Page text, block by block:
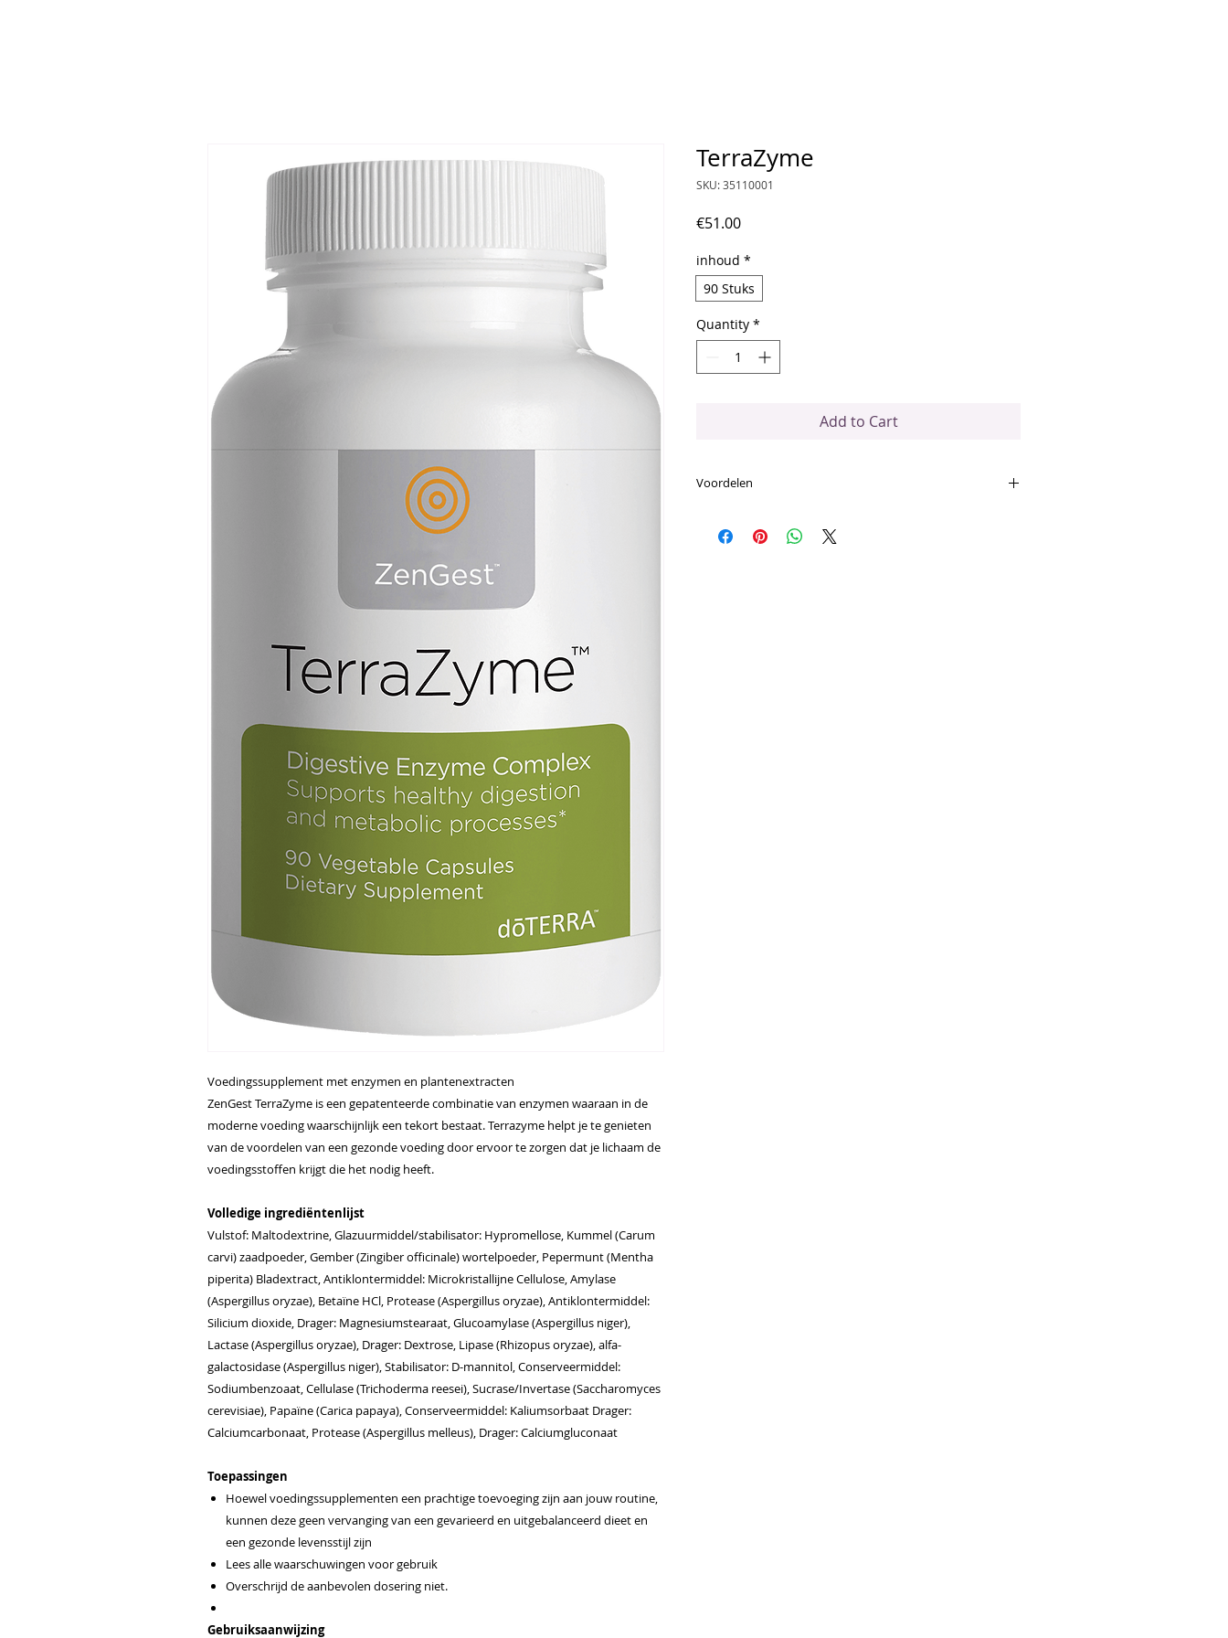
Voedingssupplement met enzymen en plantenextracten
ZenGest TerraZyme is een gepatenteerde combinatie van enzymen waaraan in de
moderne voeding waarschijnlijk een tekort bestaat. Terrazyme helpt je te genieten
van de voordelen van een gezonde voeding door ervoor te zorgen dat je lichaam de
voedingsstoffen krijgt die het nodig heeft.
Volledige ingrediëntenlijst
Vulstof: Maltodextrine, Glazuurmiddel/stabilisator: Hypromellose, Kummel (Carum
carvi) zaadpoeder, Gember (Zingiber officinale) wortelpoeder, Pepermunt (Mentha
piperita) Bladextract, Antiklontermiddel: Microkristallijne Cellulose, Amylase
(Aspergillus oryzae), Betaïne HCl, Protease (Aspergillus oryzae), Antiklontermiddel:
Silicium dioxide, Drager: Magnesiumstearaat, Glucoamylase (Aspergillus niger),
Lactase (Aspergillus oryzae), Drager: Dextrose, Lipase (Rhizopus oryzae), alfa-
galactosidase (Aspergillus niger), Stabilisator: D-mannitol, Conserveermiddel:
Sodiumbenzoaat, Cellulase (Trichoderma reesei), Sucrase/Invertase (Saccharomyces
cerevisiae), Papaïne (Carica papaya), Conserveermiddel: Kaliumsorbaat Drager:
Calciumcarbonaat, Protease (Aspergillus melleus), Drager: Calciumgluconaat
Toepassingen
Hoewel voedingssupplementen een prachtige toevoeging zijn aan jouw routine,
kunnen deze geen vervanging van een gevarieerd en uitgebalanceerd dieet en
een gezonde levensstijl zijn
Lees alle waarschuwingen voor gebruik
Overschrijd de aanbevolen dosering niet.
Gebruiksaanwijzing
TerraZyme
SKU: 35110001
€51.00Price
inhoud *
90 Stuks
Quantity *
Add to Cart
Voordelen
Natriumlaurylsulfaat-vrije HPMC plantaardige